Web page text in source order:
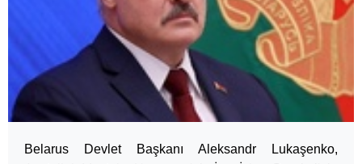
Belarus Devlet Başkanı Aleksandr Lukaşenko,